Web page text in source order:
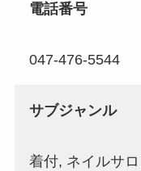
電話番号
047-476-5544
サブジャンル
着付, ネイルサ